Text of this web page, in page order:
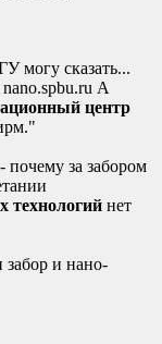
могу сказать...
А
центр
почему за забором
технологийнет
забор и нано-